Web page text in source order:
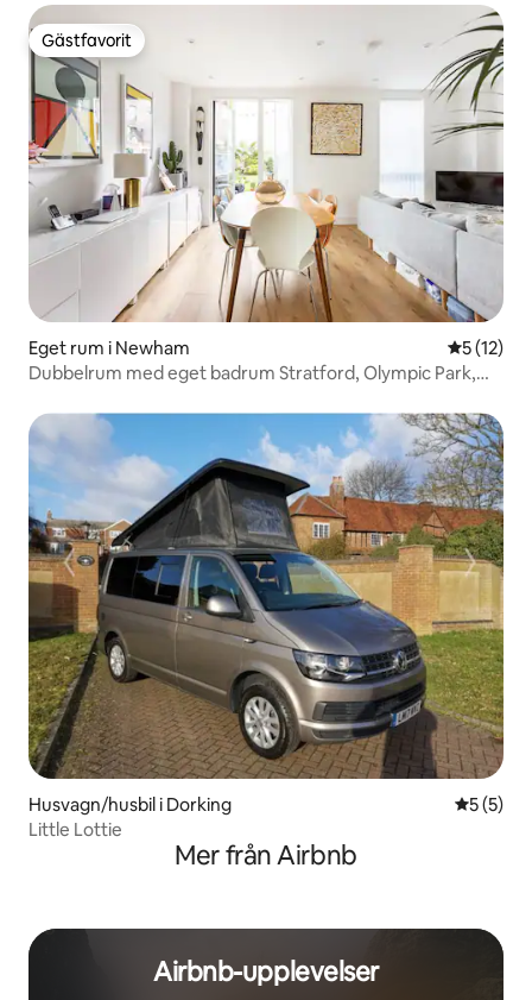
Gästfavorit
Gästfavorit
Eget rum i Newham 5 av 5 i
5 (12)
Dubbelrum med eget badrum Stratford, Olympic Park,
Husvagn/husbil i Dorking 5 av 5 i
5 (5)
Little Lottie
Mer från Airbnb
Airbnb-upplevelser